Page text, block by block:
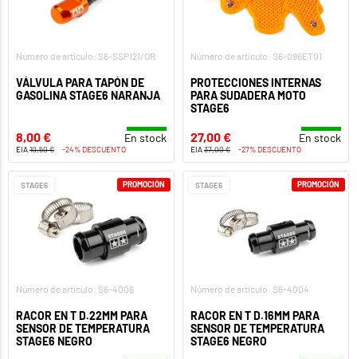
Número de artículo: S6-SSP121/OR
VÁLVULA PARA TAPÓN DE
GASOLINA STAGE6 NARANJA
8,00 € En stock
EIA10,50 € -24% DESCUENTO
Número de artículo: S6-096ET01
PROTECCIONES INTERNAS
PARA SUDADERA MOTO
STAGE6
27,00 € En stock
EIA37,00 € -27% DESCUENTO
STAGE6
Número de artículo: S6-4006
RACOR EN T D.22MM PARA
SENSOR DE TEMPERATURA
STAGE6 NEGRO
PROMOCIÓN STAGE6
Número de artículo: S6-4004
RACOR EN T D.16MM PARA
SENSOR DE TEMPERATURA
STAGE6 NEGRO
PROMOCIÓN